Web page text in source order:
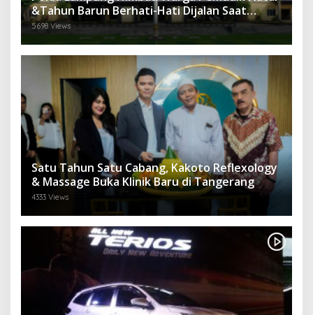
&Tahun Barun Berhati-Hati Dijalan Saat
Melintas di -Titik Rawan Kecelakaan
5698 Views
Satu Tahun Satu Cabang, Kakoto Reflexology
& Massage Buka Klinik Baru di Tangerang
4333 Views